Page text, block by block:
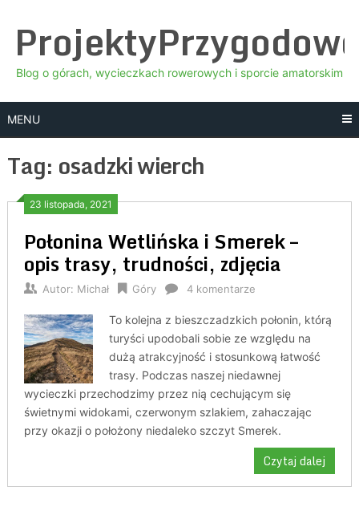
content
Blog o górach, wycieczkach rowerowych i sporcie amatorskim
MENU
Tag: osadzki wierch
23 listopada, 2021
Połonina Wetlińska i Smerek –
opis trasy, trudności, zdjęcia
Autor: Michał Góry 4 komentarze
To kolejna z bieszczadzkich połonin, którą
turyści upodobali sobie ze względu na
dużą atrakcyjność i stosunkową łatwość
trasy. Podczas naszej niedawnej
wycieczki przechodzimy przez nią cechującym się
świetnymi widokami, czerwonym szlakiem, zahaczając
przy okazji o położony niedaleko szczyt Smerek.
Czytaj dalej